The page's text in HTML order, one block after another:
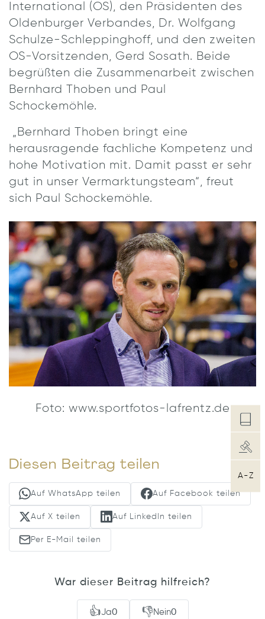
International (OS), den Präsidenten des
Oldenburger Verbandes, Dr. Wolfgang
Schulze-Schleppinghoff, und den zweiten
OS-Vorsitzenden, Gerd Sosath. Beide
begrüßten die Zusammenarbeit zwischen
Bernhard Thoben und Paul
Schockemöhle.
„Bernhard Thoben bringt eine
herausragende fachliche Kompetenz und
hohe Motivation mit. Damit passt er sehr
gut in unser Vermarktungsteam“, freut
sich Paul Schockemöhle.
Foto: www.sportfotos-lafrentz.de
Diesen Beitrag teilen
Auf WhatsApp teilen Auf Facebook teilen
Auf X teilen Auf LinkedIn teilen
Per E-Mail teilen
War dieser Beitrag hilfreich?
👍Ja0 👎 Nein0
A-Z